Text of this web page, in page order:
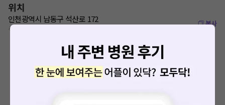
위치
인천광역시 남동구 석산로 172
석천사거리역 400m
복사